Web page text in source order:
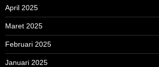
April 2025
Maret 2025
Februari 2025
Januari 2025